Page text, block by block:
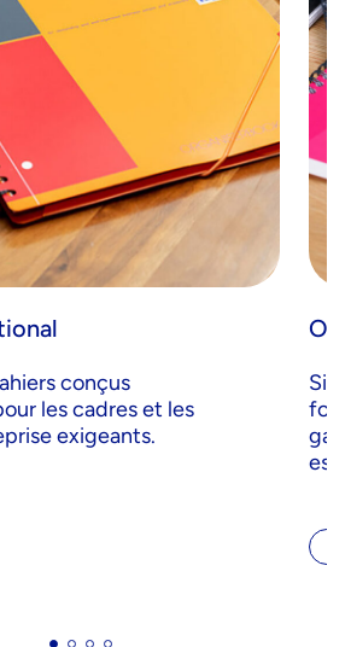
conçus
les cadres et les
exigeants.
Si
est